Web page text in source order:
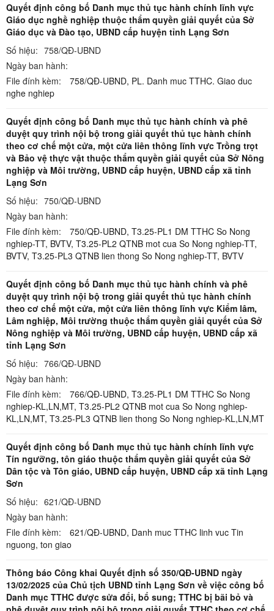
Quyết định công bố Danh mục thủ tục hành chính lĩnh vực
Giáo dục nghề nghiệp thuộc thẩm quyền giải quyết của Sở
Giáo dục và Đào tạo, UBND cấp huyện tỉnh Lạng Sơn
Số hiệu: 758/QĐ-UBND
Ngày ban hành:
File đính kèm:
758/QĐ-UBND, PL. Danh muc TTHC. Giao duc
nghe nghiep
Quyết định công bố Danh mục thủ tục hành chính và phê
duyệt quy trình nội bộ trong giải quyết thủ tục hành chính
theo cơ chế một cửa, một cửa liên thông lĩnh vực Trồng trọt
và Bảo vệ thực vật thuộc thẩm quyền giải quyết của Sở Nông
nghiệp và Môi trường, UBND cấp huyện, UBND cấp xã tỉnh
Lạng Sơn
Số hiệu: 750/QĐ-UBND
Ngày ban hành:
File đính kèm:
750/QĐ-UBND, T3.25-PL1 DM TTHC So Nong
nghiep-TT, BVTV, T3.25-PL2 QTNB mot cua So Nong nghiep-TT,
BVTV, T3.25-PL3 QTNB lien thong So Nong nghiep-TT, BVTV
Quyết định công bố Danh mục thủ tục hành chính và phê
duyệt quy trình nội bộ trong giải quyết thủ tục hành chính
theo cơ chế một cửa, một cửa liên thông lĩnh vực Kiểm lâm,
Lâm nghiệp, Môi trường thuộc thẩm quyền giải quyết của Sở
Nông nghiệp và Môi trường, UBND cấp huyện, UBND cấp xã
tỉnh Lạng Sơn
Số hiệu: 766/QĐ-UBND
Ngày ban hành:
File đính kèm:
766/QĐ-UBND, T3.25-PL1 DM TTHC So Nong
nghiep-KL,LN,MT, T3.25-PL2 QTNB mot cua So Nong nghiep-
KL,LN,MT, T3.25-PL3 QTNB lien thong So Nong nghiep-KL,LN,MT
Quyết định công bố Danh mục thủ tục hành chính lĩnh vực
Tín ngưỡng, tôn giáo thuộc thẩm quyền giải quyết của Sở
Dân tộc và Tôn giáo, UBND cấp huyện, UBND cấp xã tỉnh Lạng
Sơn
Số hiệu: 621/QĐ-UBND
Ngày ban hành:
File đính kèm:
621/QĐ-UBND, Danh muc TTHC linh vuc Tin
nguong, ton giao
Thông báo Công khai Quyết định số 350/QĐ-UBND ngày
13/02/2025 của Chủ tịch UBND tỉnh Lạng Sơn về việc công bố
Danh mục TTHC được sửa đổi, bổ sung; TTHC bị bãi bỏ và